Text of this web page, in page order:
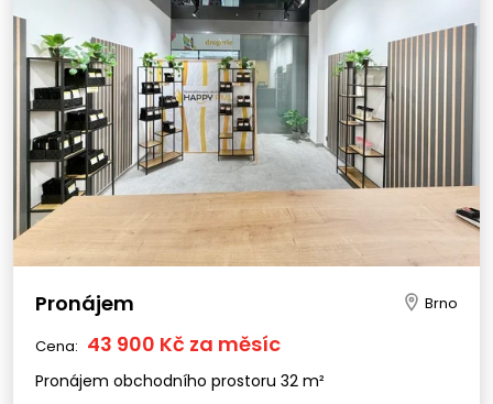
Pronájem Brno
Cena: 43 900 Kč za měsíc
Pronájem obchodního prostoru 32 m²